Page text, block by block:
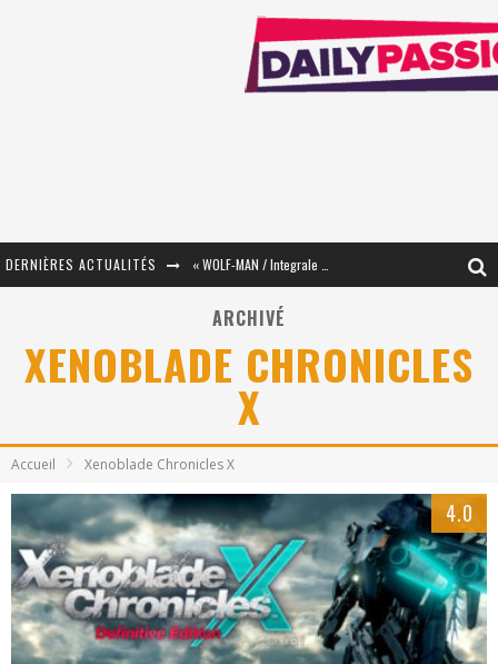
DERNIÈRES ACTUALITÉS
« Mon Village Révolté » - Combattre un Projet !
Star Fox
« MOFUSAND / Parler Japonais » – Des Expressions Pratiques !
« Dr Wertham / L’homme qui étudia les tueurs en série » - Un Métier à Risque !
Assassin's Creed Black Flag Resynced
ARCHIVÉ
XENOBLADE CHRONICLES
X
Accueil Xenoblade Chronicles X
4.0